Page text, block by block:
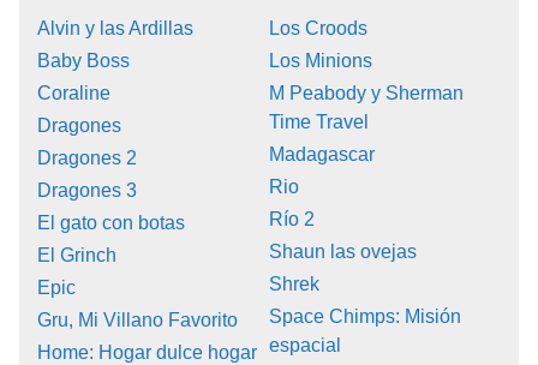
Alvin y las Ardillas
Baby Boss
Coraline
Dragones
Dragones 2
Dragones 3
El gato con botas
El Grinch
Epic
Gru, Mi Villano Favorito
Home: Hogar dulce hogar
Los Croods
Los Minions
M Peabody y Sherman
Time Travel
Madagascar
Rio
Río 2
Shaun las ovejas
Shrek
Space Chimps: Misión
espacial